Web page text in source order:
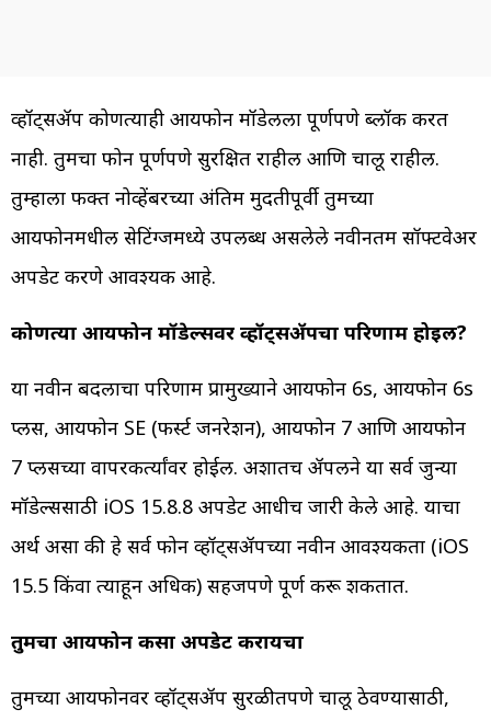
व्हॉट्सॲप कोणत्याही आयफोन मॉडेलला पूर्णपणे ब्लॉक करत
नाही. तुमचा फोन पूर्णपणे सुरक्षित राहील आणि चालू राहील.
तुम्हाला फक्त नोव्हेंबरच्या अंतिम मुदतीपूर्वी तुमच्या
आयफोनमधील सेटिंग्जमध्ये उपलब्ध असलेले नवीनतम सॉफ्टवेअर
अपडेट करणे आवश्यक आहे.
कोणत्या आयफोन मॉडेल्सवर व्हॉट्सॲपचा परिणाम होईल?
या नवीन बदलाचा परिणाम प्रामुख्याने आयफोन 6s, आयफोन 6s
प्लस, आयफोन SE (फर्स्ट जनरेशन), आयफोन 7 आणि आयफोन
7 प्लसच्या वापरकर्त्यांवर होईल. अशातच ॲपलने या सर्व जुन्या
मॉडेल्ससाठी iOS 15.8.8 अपडेट आधीच जारी केले आहे. याचा
अर्थ असा की हे सर्व फोन व्हॉट्सॲपच्या नवीन आवश्यकता (iOS
15.5 किंवा त्याहून अधिक) सहजपणे पूर्ण करू शकतात.
तुमचा आयफोन कसा अपडेट करायचा
तुमच्या आयफोनवर व्हॉट्सॲप सुरळीतपणे चालू ठेवण्यासाठी,